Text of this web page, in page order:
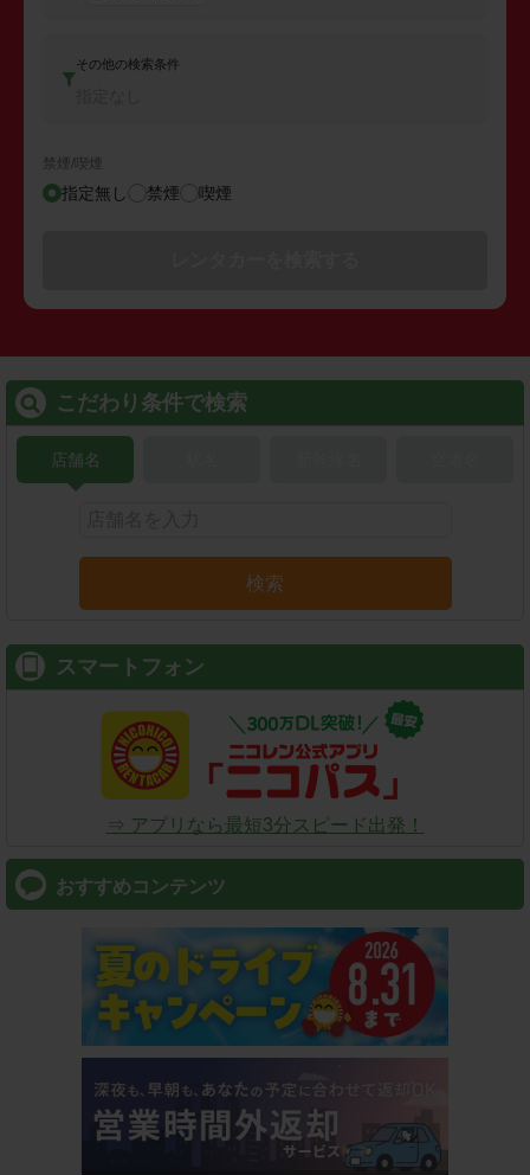
その他の検索条件
禁煙/喫煙
指定無し 禁煙 喫煙
こだわり条件で検索
店舗名
検索
スマートフォン
⇒ アプリなら最短3分スピード出発！
おすすめコンテンツ